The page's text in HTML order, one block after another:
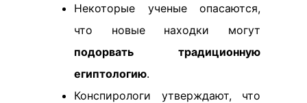
Некоторые ученые опасаются,
что новые находки могут
подорвать традиционную
египтологию.
Конспирологи утверждают, что